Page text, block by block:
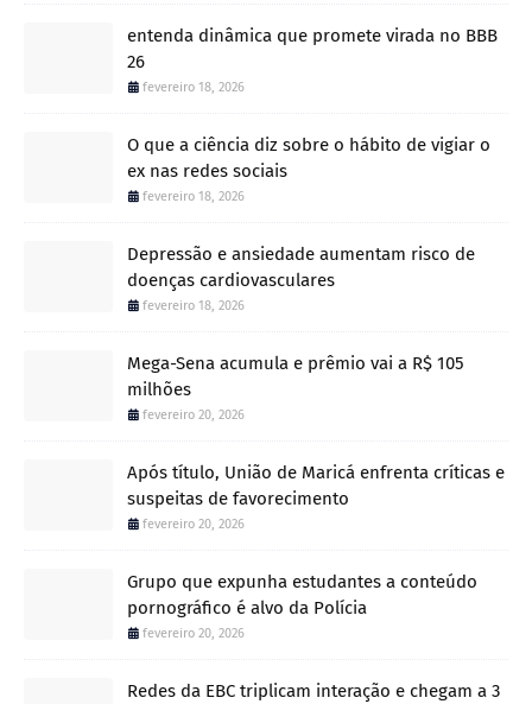
entenda dinâmica que promete virada no BBB
26
fevereiro 18, 2026
O que a ciência diz sobre o hábito de vigiar o
ex nas redes sociais
fevereiro 18, 2026
Depressão e ansiedade aumentam risco de
doenças cardiovasculares
fevereiro 18, 2026
Mega-Sena acumula e prêmio vai a R$ 105
milhões
fevereiro 20, 2026
Após título, União de Maricá enfrenta críticas e
suspeitas de favorecimento
fevereiro 20, 2026
Grupo que expunha estudantes a conteúdo
pornográfico é alvo da Polícia
fevereiro 20, 2026
Redes da EBC triplicam interação e chegam a 3